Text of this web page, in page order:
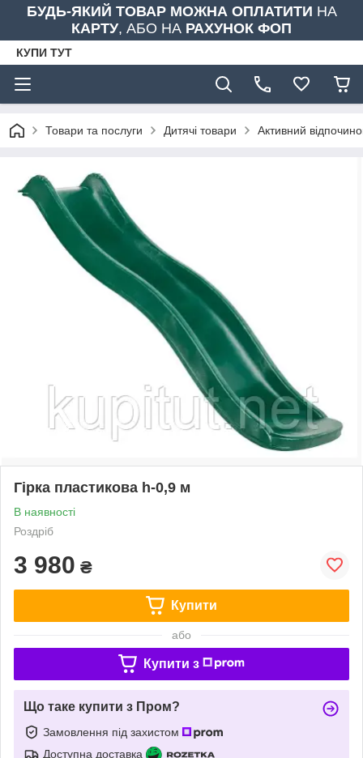
БУДЬ-ЯКИЙ ТОВАР МОЖНА ОПЛАТИТИ НА
КАРТУ, АБО НА РАХУНОК ФОП
КУПИ ТУТ
Товари та послуги Дитячі товари Активний
Гірка пластикова h-0,9 м
В наявності
Роздріб
3 980 ₴
Купити
або
Купити з
Що таке купити з Пром?
Замовлення під захистом
Доступна доставка